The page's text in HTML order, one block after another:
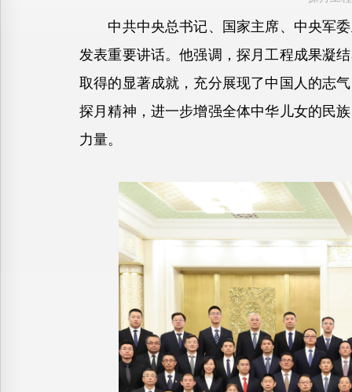
中共中央总书记、国家主席、中央军委
发表重要讲话。他强调，探月工程成果凝
取得的显著成就，充分展现了中国人的志
探月精神，进一步增强全体中华儿女的民
力量。